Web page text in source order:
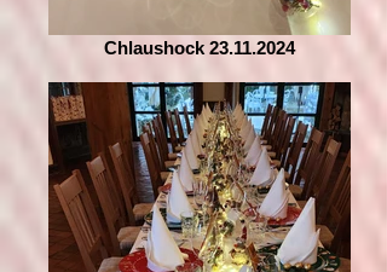
Chlaushock 23.11.2024